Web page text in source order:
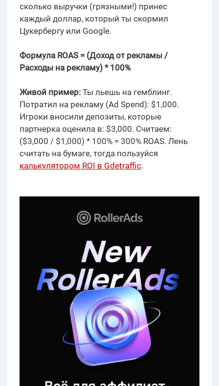
сколько выручки (грязными!) принес
каждый доллар, который ты скормил
Цукербергу или Google.
Формула ROAS = (Доход от рекламы /
Расходы на рекламу) * 100%
Живой пример: Ты льешь на гемблинг.
Потратил на рекламу (Ad Spend): $1,000.
Игроки вносили депозиты, которые
партнерка оценила в: $3,000. Считаем:
($3,000 / $1,000) * 100% = 300% ROAS. Лень
считать на бумаге, тогда пользуйся
калькулятором ROI в Gdetraffic.